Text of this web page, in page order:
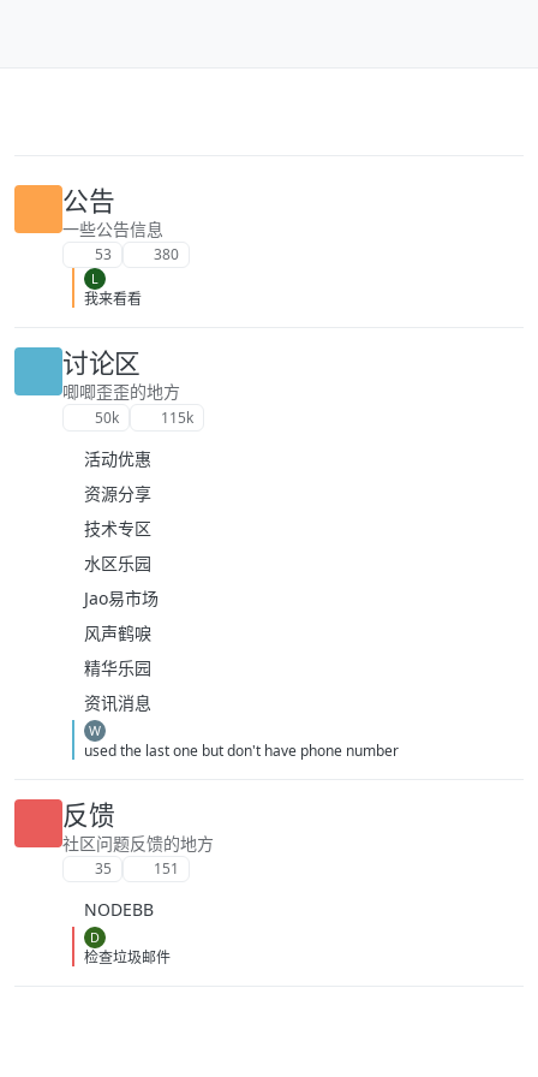
公告
一些公告信息
53 380
L
我来看看
讨论区
唧唧歪歪的地方
50k 115k
活动优惠
资源分享
技术专区
水区乐园
Jao易市场
风声鹤唳
精华乐园
资讯消息
W
used the last one but don't have phone number
反馈
社区问题反馈的地方
35 151
NODEBB
D
检查垃圾邮件